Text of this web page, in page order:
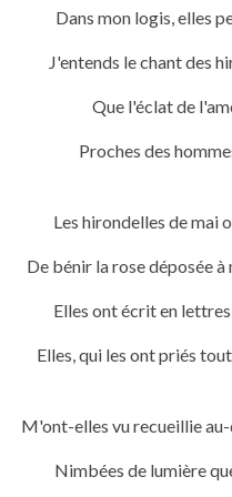
Dans mon logis, elles
J'entends le chant des
Que l'éclat de
Proches des
Les hirondelles de mai
De bénir la rose déposée à
Elles ont écrit en
Elles, qui les ont priés
M'ont-elles vu recueillie
Nimbées de lumière